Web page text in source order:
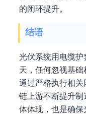
的闭环提升。
结语
光伏系统用电缆
天，任何忽视基础
通过严格执行相
链上游不断提升制
体体现，也是确